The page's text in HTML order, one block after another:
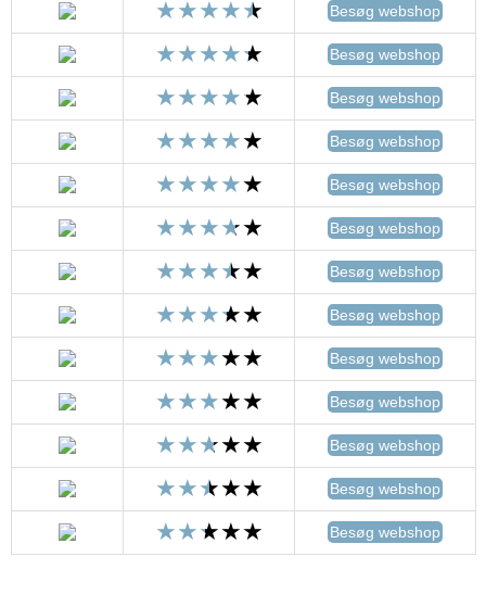
Besøg webshop
Besøg webshop
Besøg webshop
Besøg webshop
Besøg webshop
Besøg webshop
Besøg webshop
Besøg webshop
Besøg webshop
Besøg webshop
Besøg webshop
Besøg webshop
Besøg webshop